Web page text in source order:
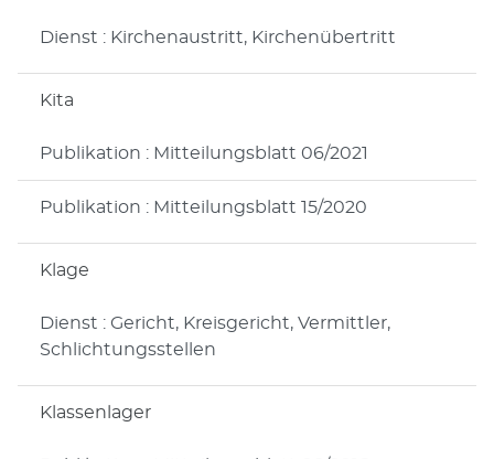
Dienst : Kirchenaustritt, Kirchenübertritt
Kita
Publikation : Mitteilungsblatt 06/2021
Publikation : Mitteilungsblatt 15/2020
Klage
Dienst : Gericht, Kreisgericht, Vermittler,
Schlichtungsstellen
Klassenlager